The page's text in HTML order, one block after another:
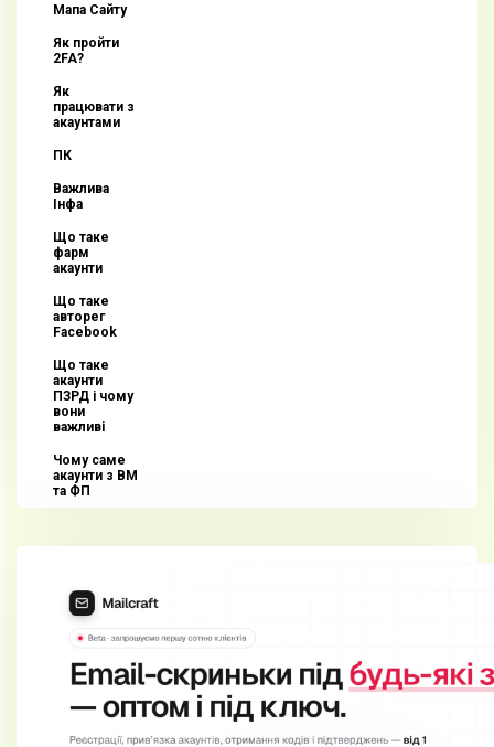
Мапа Сайту
Як пройти
2FA?
Як
працювати з
акаунтами
ПК
Важлива
Інфа
Що таке
фарм
акаунти
Що таке
авторег
Facebook
Що таке
акаунти
ПЗРД і чому
вони
важливі
Чому саме
акаунти з BM
та ФП